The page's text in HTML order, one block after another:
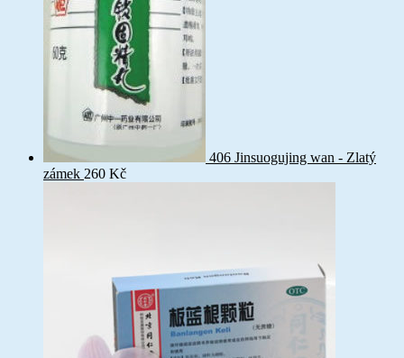
406 Jinsuogujing wan - Zlatý
zámek 260 Kč